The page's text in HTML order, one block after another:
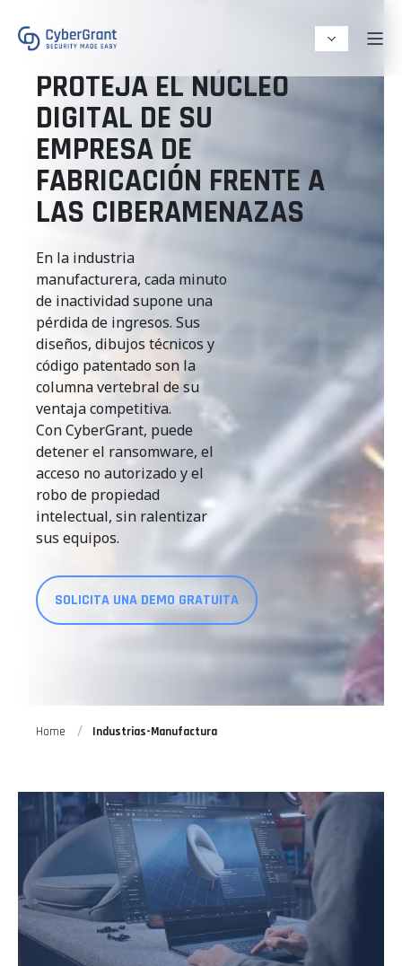
PROTEJA EL NÚCLEO
DIGITAL DE SU
EMPRESA DE
FABRICACIÓN FRENTE A
LAS CIBERAMENAZAS
En la industria
manufacturera, cada minuto
de inactividad supone una
pérdida de ingresos. Sus
diseños, dibujos técnicos y
código patentado son la
columna vertebral de su
ventaja competitiva.
Con CyberGrant, puede
detener el ransomware, el
acceso no autorizado y el
robo de propiedad
intelectual, sin ralentizar
sus equipos.
SOLICITA UNA DEMO GRATUITA
Home Industrias-Manufactura